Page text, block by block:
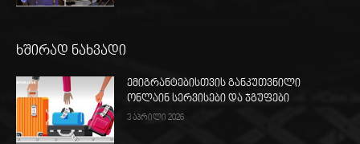
ხშირად ნახვადი
ემიგრანტებისთვის განკუთვნილი
ონლაინ სერვისები და ჯგუფები
3 აპრილი 2026